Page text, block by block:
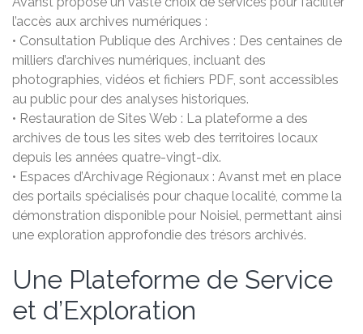
l’accès aux archives numériques :
• Consultation Publique des Archives : Des centaines de
milliers d’archives numériques, incluant des
photographies, vidéos et fichiers PDF, sont accessibles
au public pour des analyses historiques.
• Restauration de Sites Web : La plateforme a des
archives de tous les sites web des territoires locaux
depuis les années quatre-vingt-dix.
• Espaces d’Archivage Régionaux : Avanst met en place
des portails spécialisés pour chaque localité, comme la
démonstration disponible pour Noisiel, permettant ainsi
une exploration approfondie des trésors archivés.
Une Plateforme de Service
et d’Exploration